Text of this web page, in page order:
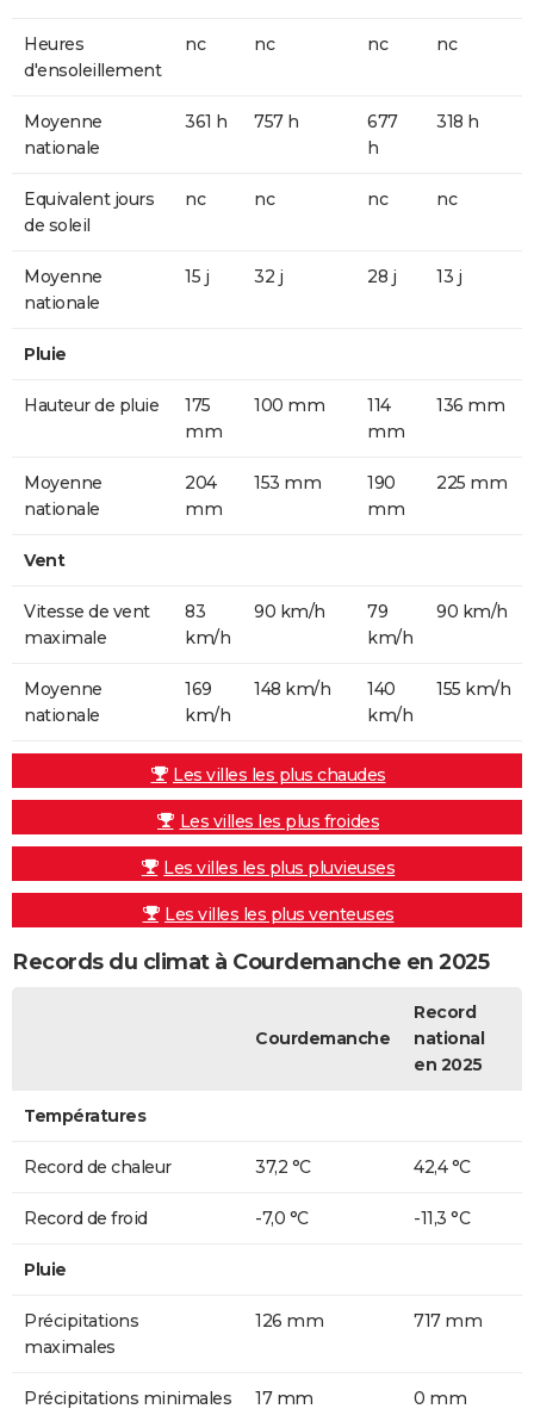
Heures
d'ensoleillement
nc nc nc nc
Moyenne
nationale
361 h 757 h
677
h
318 h
Equivalent jours
de soleil
nc nc nc nc
Moyenne
nationale
15 j 32 j 28 j 13 j
Pluie
Hauteur de pluie
175
mm
100 mm
114
mm
136 mm
Moyenne
nationale
204
mm
153 mm
190
mm
225 mm
Vent
Vitesse de vent
maximale
83
km/h
90 km/h
79
km/h
90 km/h
Moyenne
nationale
169
km/h
148 km/h
140
km/h
155 km/h
Les villes les plus chaudes
Les villes les plus froides
Les villes les plus pluvieuses
Les villes les plus venteuses
Records du climat à Courdemanche en 2025
Courdemanche
Record
national
en 2025
Températures
Record de chaleur 37,2 °C 42,4 °C
Record de froid -7,0 °C -11,3 °C
Pluie
Précipitations
maximales
126 mm 717 mm
Précipitations minimales 17 mm 0 mm